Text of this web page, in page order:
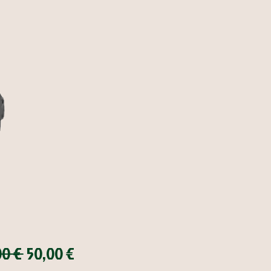
€ Įprastinė
50,00 €Pardavimo